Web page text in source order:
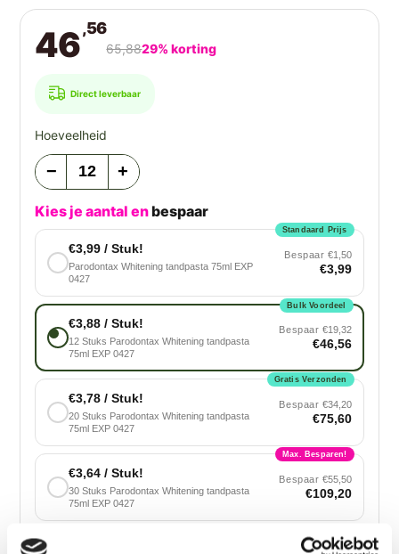
46,56
65,8829% korting
Direct leverbaar
Hoeveelheid
− +
Kies je aantal enbespaar
Standaard Prijs
€3,99 / Stuk!
Parodontax Whitening tandpasta 75ml EXP
0427
Bespaar €1,50
€3,99
Bulk Voordeel
€3,88 / Stuk!
12 Stuks Parodontax Whitening tandpasta
75ml EXP 0427
Bespaar €19,32
€46,56
Gratis Verzonden
€3,78 / Stuk!
20 Stuks Parodontax Whitening tandpasta
75ml EXP 0427
Bespaar €34,20
€75,60
Max. Besparen!
€3,64 / Stuk!
30 Stuks Parodontax Whitening tandpasta
75ml EXP 0427
Bespaar €55,50
€109,20